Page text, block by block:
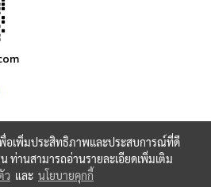
reserved by lkauto1999.com
พื่อเพิ่มประสิทธิภาพและประสบการณ์ที่ดี
ท่านสามารถอ่านรายละเอียดเพิ่มเติม
ว และ นโยบายคุกกี้